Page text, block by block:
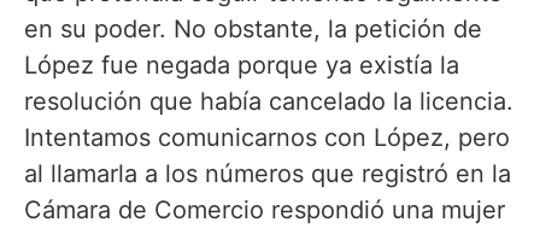
Cámara de Comercio respondió una mujer
que dijo no conocerla.
El 27 de junio de 2019, la SuperVigilancia
decidió cancelar definitivamente la licencia
del departamento de seguridad
argumentando que la sociedad Gnecco’s